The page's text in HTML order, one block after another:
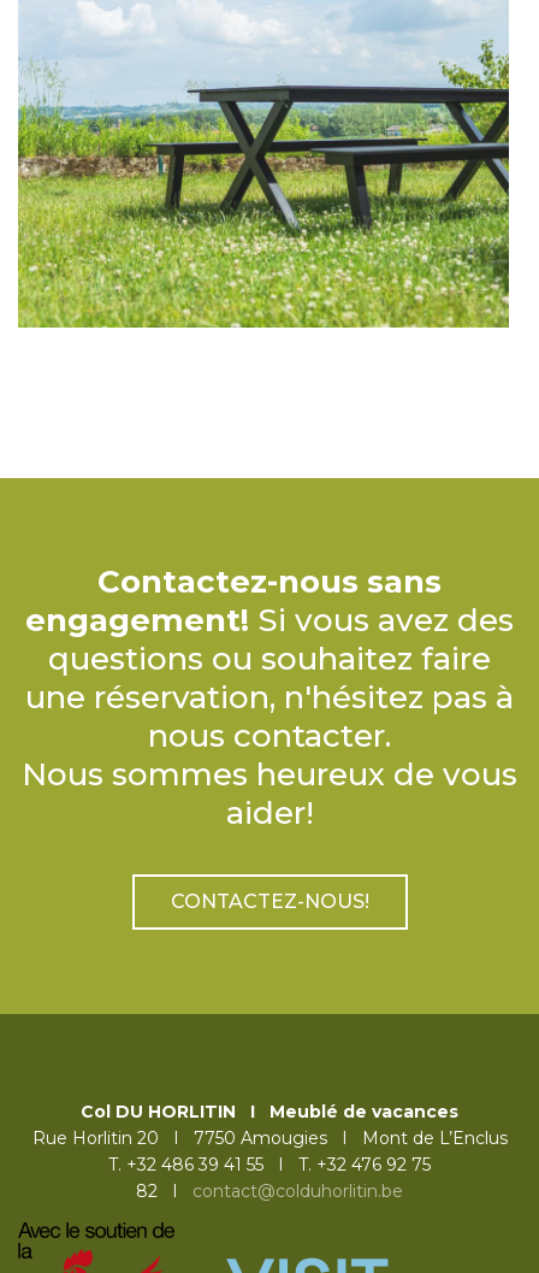
Contactez-nous sans
engagement! Si vous avez des
questions ou souhaitez faire
une réservation, n'hésitez pas à
nous contacter.
Nous sommes heureux de vous
aider!
CONTACTEZ-NOUS!
Col DU HORLITIN I Meublé de vacances
Rue Horlitin 20 I 7750 Amougies I Mont de L’Enclus
T. +32 486 39 41 55 I T. +32 476 92 75
82 I contact@colduhorlitin.be